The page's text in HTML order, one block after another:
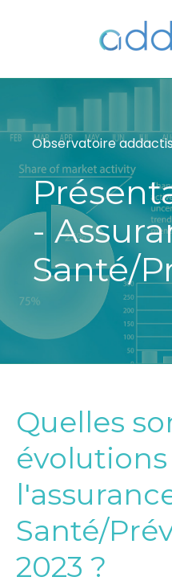
Observatoire
-
Santé/
Quelles
Santé/
2023 ?